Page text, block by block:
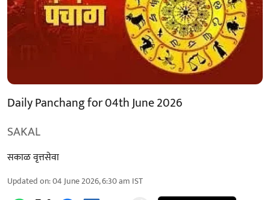
Daily Panchang for 04th June 2026
SAKAL
सकाळ वृत्तसेवा
Updated on:04 June 2026, 6:30 am IST